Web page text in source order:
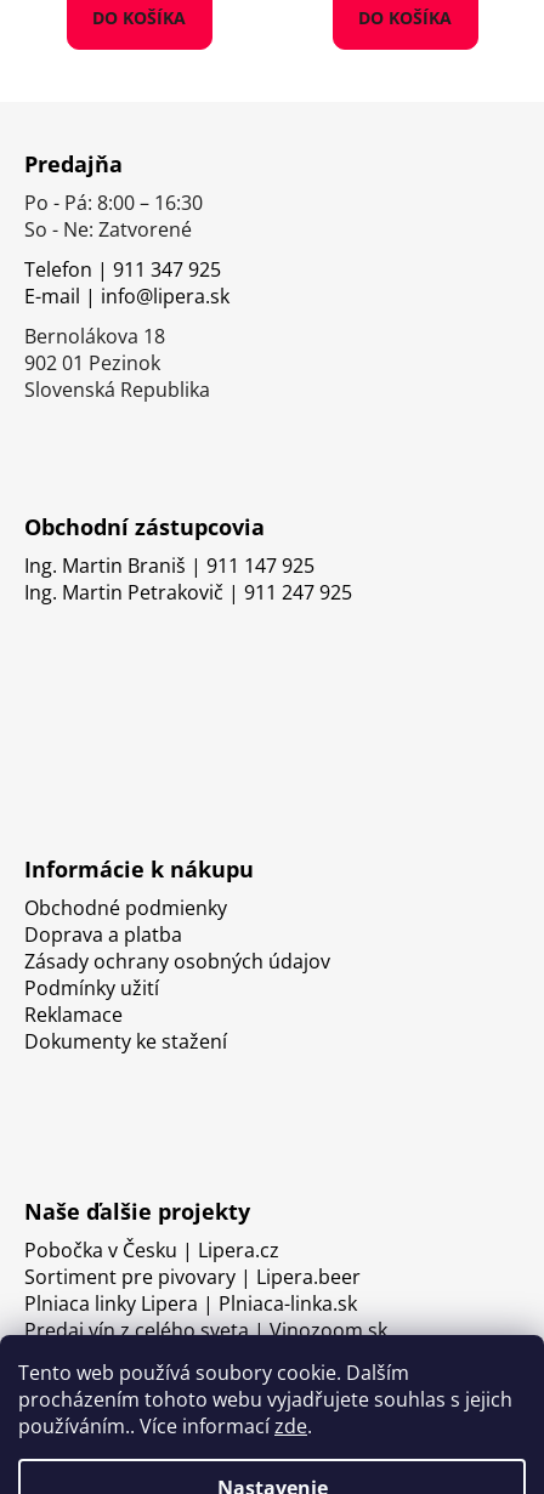
Tento web používá soubory cookie. Dalším
procházením tohoto webu vyjadřujete souhlas s jejich
používáním.. Více informacízde.
Nastavenie
DO KOŠÍKA DO KOŠÍKA
Predajňa
Po - Pá: 8:00 – 16:30
So - Ne: Zatvorené
Telefon | 911 347 925
E-mail | info@lipera.sk
Bernolákova 18
902 01 Pezinok
Slovenská Republika
Obchodní zástupcovia
Ing. Martin Braniš | 911 147 925
Ing. Martin Petrakovič | 911 247 925
Informácie k nákupu
Obchodné podmienky
Doprava a platba
Zásady ochrany osobných údajov
Podmínky užití
Reklamace
Dokumenty ke stažení
Naše ďalšie projekty
Pobočka v Česku | Lipera.cz
Sortiment pre pivovary | Lipera.beer
Plniaca linky Lipera | Plniaca-linka.sk
Predaj vín z celého sveta | Vinozoom.sk